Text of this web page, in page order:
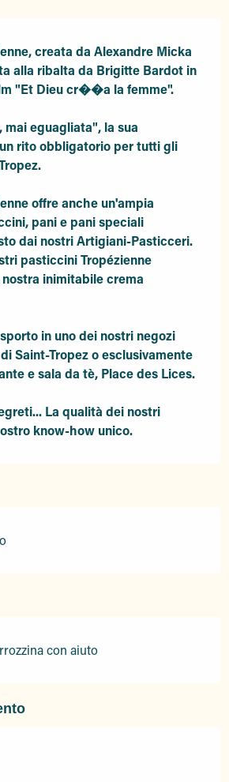
creata da Alexandre Micka
alla ribalta da Brigitte Bardot in
"Et Dieu cr��a la femme".
eguagliata", la sua
rito obbligatorio per tutti gli
offre anche un'ampia
pani e pani speciali
dai nostri Artigiani-Pasticceri.
pasticcini Tropézienne
inimitabile crema
in uno dei nostri negozi
Saint-Tropez o esclusivamente
e sala da tè, Place des Lices.
La qualità dei nostri
know-how unico.
con aiuto